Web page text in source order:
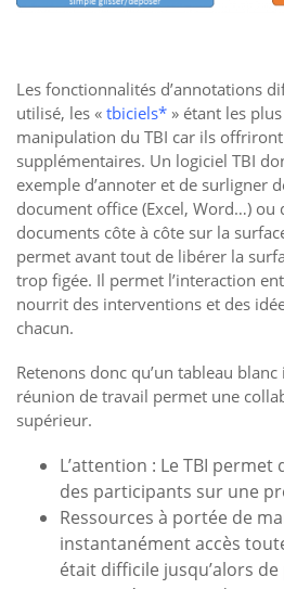
Les fonctionnalités d’annotations
utilisé, les « tbiciels* » étant les
manipulation du TBI car ils
supplémentaires. Un logiciel TBI
exemple d’annoter et de surligner
document office (Excel, Word…) ou
documents côte à côte sur la
permet avant tout de libérer la
trop figée. Il permet l’interaction
nourrit des interventions et des
chacun.
Retenons donc qu’un tableau
réunion de travail permet une
supérieur.
L’attention : Le TBI
des participants sur une
Ressources à portée de
instantanément accès
était difficile jusqu’alors